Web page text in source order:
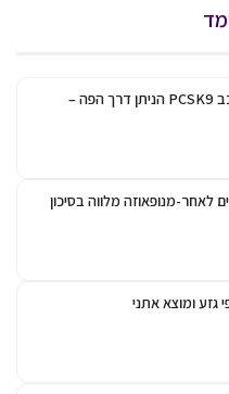
מחקר מבוקר־פלצבו במעכב PCSK9 הניתן דרך הפה –
לאחר-מנופאוזה מלווה בסיכון
גזע ומוצא אתני